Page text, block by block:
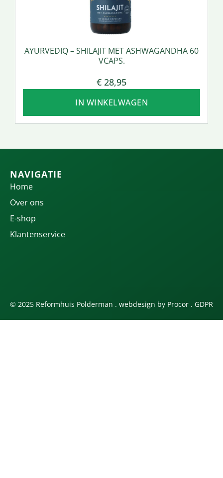
AYURVEDIQ – SHILAJIT MET ASHWAGANDHA 60
VCAPS.
€ 28,95
IN WINKELWAGEN
NAVIGATIE
Home
Over ons
E-shop
Klantenservice
© 2025 Reformhuis Polderman . webdesign by Procor . GDPR